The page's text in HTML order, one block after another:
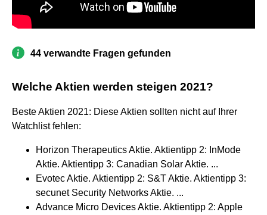
44 verwandte Fragen gefunden
Welche Aktien werden steigen 2021?
Beste Aktien 2021: Diese Aktien sollten nicht auf Ihrer
Watchlist fehlen:
Horizon Therapeutics Aktie. Aktientipp 2: InMode
Aktie. Aktientipp 3: Canadian Solar Aktie. ...
Evotec Aktie. Aktientipp 2: S&T Aktie. Aktientipp 3:
secunet Security Networks Aktie. ...
Advance Micro Devices Aktie. Aktientipp 2: Apple